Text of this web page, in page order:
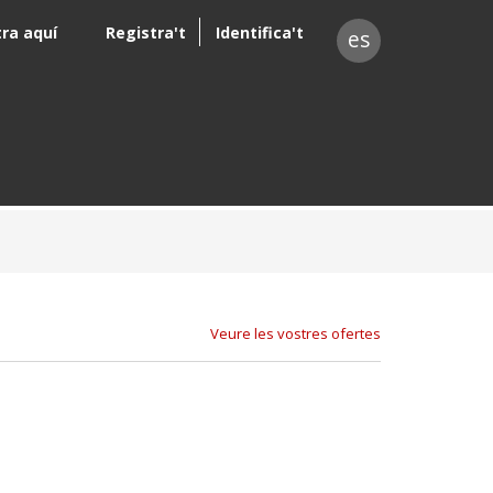
aquí Registra't Identifica't es
Veure les vostres ofertes